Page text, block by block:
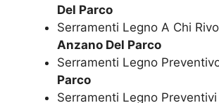
Del Parco
Serramenti Legno A Chi
Anzano Del Parco
Serramenti Legno
Parco
Serramenti Legno Preventivi